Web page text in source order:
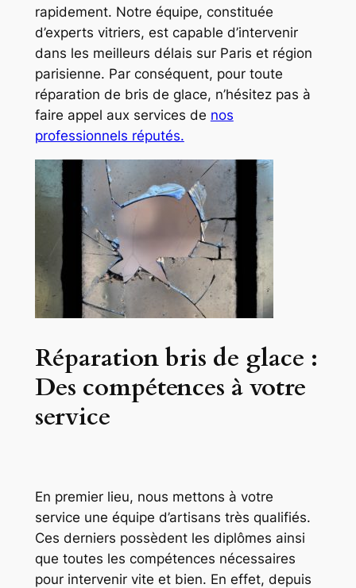
rapidement. Notre équipe, constituée
d’experts vitriers, est capable d’intervenir
dans les meilleurs délais sur Paris et région
parisienne. Par conséquent, pour toute
réparation de bris de glace, n’hésitez pas à
faire appel aux services de nos
professionnels réputés.
Réparation bris de glace :
Des compétences à votre
service
En premier lieu, nous mettons à votre
service une équipe d’artisans très qualifiés.
Ces derniers possèdent les diplômes ainsi
que toutes les compétences nécessaires
pour intervenir vite et bien. En effet, depuis